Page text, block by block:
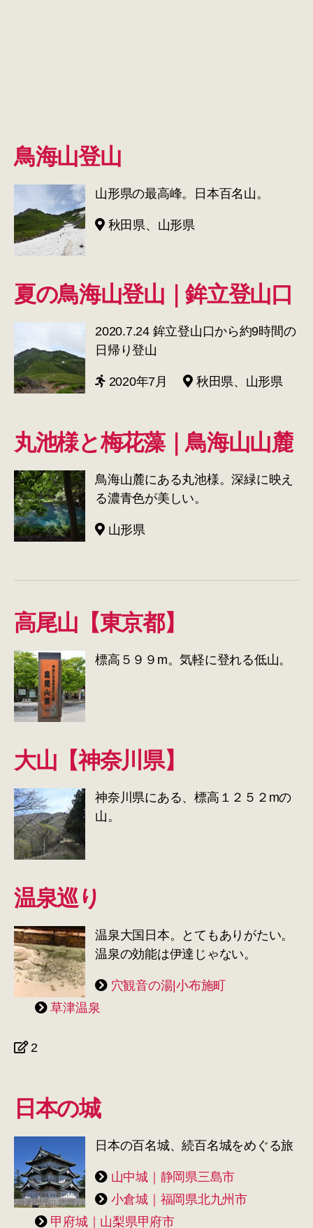
鳥海山登山
山形県の最高峰。日本百名山。
秋田県、山形県
夏の鳥海山登山｜鉾立登山口
2020.7.24 鉾立登山口から約9時間の
日帰り登山
2020年7月 秋田県、山形県
丸池様と梅花藻｜鳥海山山麓
鳥海山麓にある丸池様。深緑に映え
る濃青色が美しい。
山形県
高尾山【東京都】
標高５９９m。気軽に登れる低山。
大山【神奈川県】
神奈川県にある、標高１２５２mの
山。
温泉巡り
温泉大国日本。とてもありがたい。
温泉の効能は伊達じゃない。
穴観音の湯|小布施町
草津温泉
2
日本の城
日本の百名城、続百名城をめぐる旅
山中城｜静岡県三島市
小倉城｜福岡県北九州市
甲府城｜山梨県甲府市